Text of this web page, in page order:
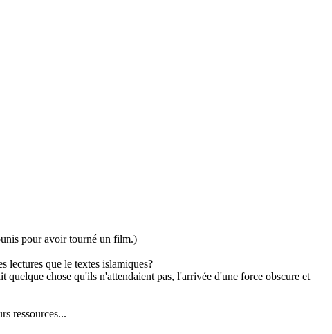
pour avoir tourné un film.)
lectures que le textes islamiques?
chose qu'ils n'attendaient pas, l'arrivée d'une force obscure et
ressources...